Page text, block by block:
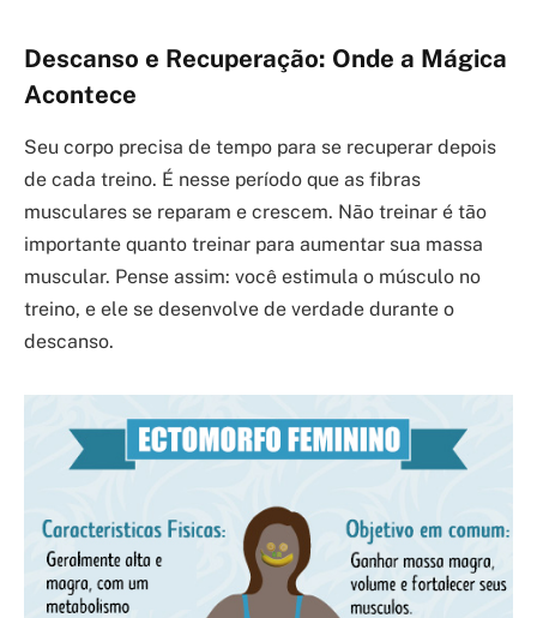
Descanso e Recuperação: Onde a Mágica
Acontece
Seu corpo precisa de tempo para se recuperar depois
de cada treino. É nesse período que as fibras
musculares se reparam e crescem. Não treinar é tão
importante quanto treinar para aumentar sua massa
muscular. Pense assim: você estimula o músculo no
treino, e ele se desenvolve de verdade durante o
descanso.